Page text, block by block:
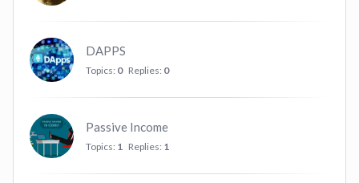
DAPPS
Topics: 0 Replies: 0
Passive Income
Topics: 1 Replies: 1